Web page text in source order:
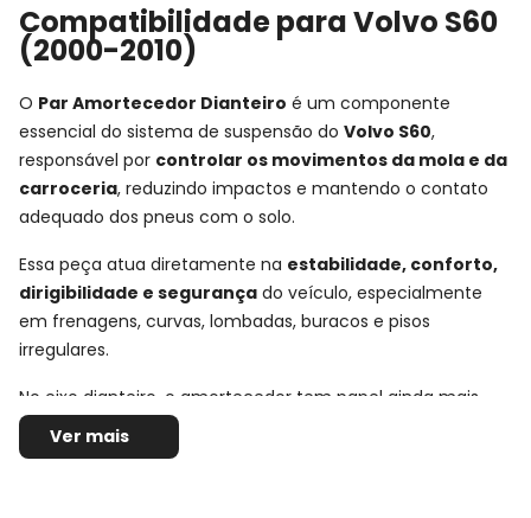
Compatibilidade para Volvo S60
(2000-2010)
O Par Amortecedor Dianteiro é um componente
essencial do sistema de suspensão do Volvo S60,
responsável por controlar os movimentos da mola e da
carroceria, reduzindo impactos e mantendo o contato
adequado dos pneus com o solo.
Essa peça atua diretamente na estabilidade, conforto,
dirigibilidade e segurança do veículo, especialmente
em frenagens, curvas, lombadas, buracos e pisos
irregulares.
No eixo dianteiro, o amortecedor tem papel ainda mais
importante no comportamento do carro, pois ajuda a
controlar a oscilação da frente do veículo e contribui para
Ver mais